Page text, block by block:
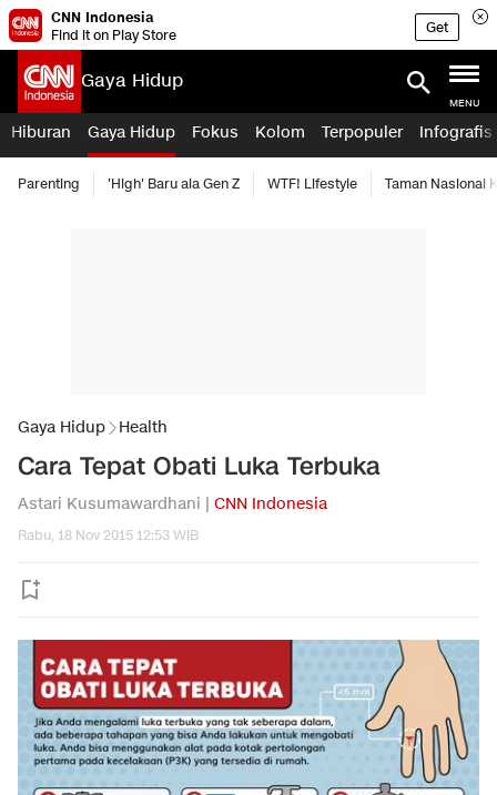
CNN Indonesia
Find it on Play Store
Get
Gaya Hidup
MENU
Hiburan Gaya Hidup Fokus Kolom Terpopuler Infografis
Parenting 'High' Baru ala Gen Z WTF! Lifestyle Taman Nasional
Gaya Hidup Health
Cara Tepat Obati Luka Terbuka
Astari Kusumawardhani | CNN Indonesia
Rabu, 18 Nov 2015 12:53 WIB